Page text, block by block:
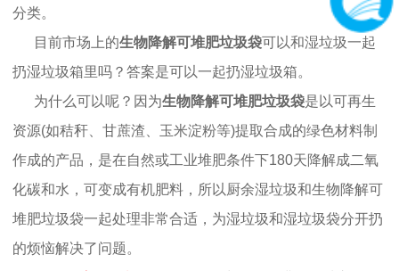
分类。
目前市场上的生物降解可堆肥垃圾袋可以和湿垃圾一起
扔湿垃圾箱里吗？答案是可以一起扔湿垃圾箱。
为什么可以呢？因为生物降解可堆肥垃圾袋是以可再生
资源(如秸秆、甘蔗渣、玉米淀粉等)提取合成的绿色材料制
作成的产品，是在自然或工业堆肥条件下180天降解成二氧
化碳和水，可变成有机肥料，所以厨余湿垃圾和生物降解可
堆肥垃圾袋一起处理非常合适，为湿垃圾和湿垃圾袋分开扔
的烦恼解决了问题。